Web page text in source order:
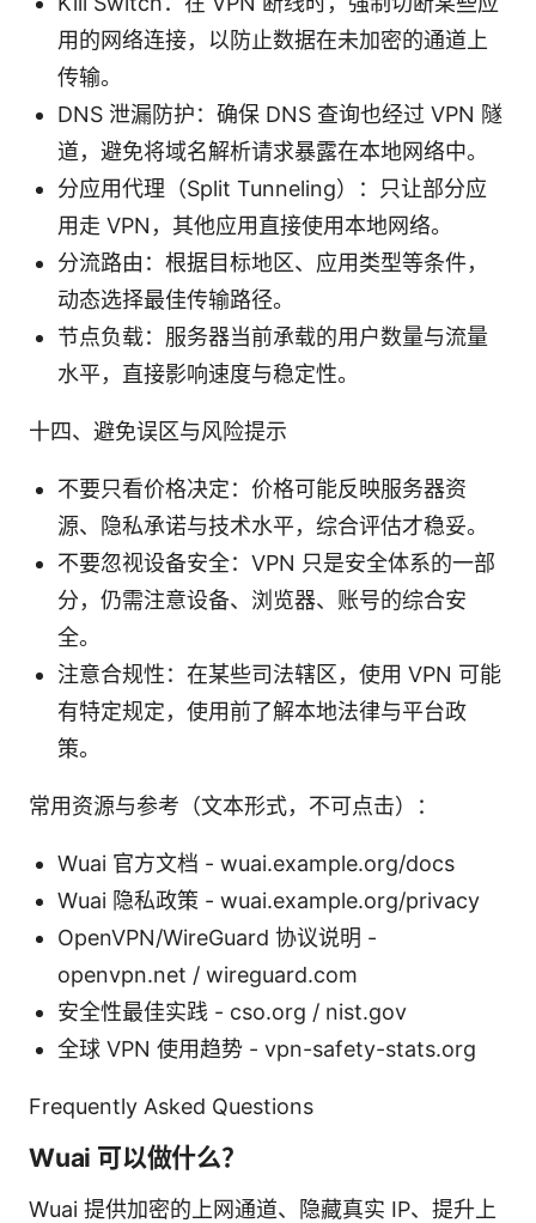
用的网络连接，以防止数据在未加密的通道上
传输。
DNS 泄漏防护：确保 DNS 查询也经过 VPN 隧
道，避免将域名解析请求暴露在本地网络中。
分应用代理（Split Tunneling）：只让部分应
用走 VPN，其他应用直接使用本地网络。
分流路由：根据目标地区、应用类型等条件，
动态选择最佳传输路径。
节点负载：服务器当前承载的用户数量与流量
水平，直接影响速度与稳定性。
十四、避免误区与风险提示
不要只看价格决定：价格可能反映服务器资
源、隐私承诺与技术水平，综合评估才稳妥。
不要忽视设备安全：VPN 只是安全体系的一部
分，仍需注意设备、浏览器、账号的综合安
全。
注意合规性：在某些司法辖区，使用 VPN 可能
有特定规定，使用前了解本地法律与平台政
策。
常用资源与参考（文本形式，不可点击）：
Wuai 官方文档 - wuai.example.org/docs
Wuai 隐私政策 - wuai.example.org/privacy
OpenVPN/WireGuard 协议说明 -
openvpn.net / wireguard.com
安全性最佳实践 - cso.org / nist.gov
全球 VPN 使用趋势 - vpn-safety-stats.org
Frequently Asked Questions
Wuai 可以做什么？
Wuai 提供加密的上网通道、隐藏真实 IP、提升上